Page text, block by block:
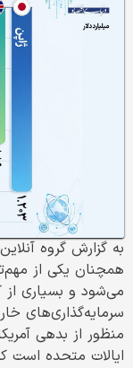
به گزارش گروه آنلاین
همچنان یکی از
می‌شود و بسیاری
سرمایه‌گذاری‌های
منظور از بدهی
ایالات متحده است